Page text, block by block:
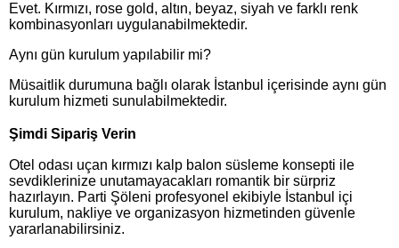
Evet. Kırmızı, rose gold, altın, beyaz, siyah ve farklı renk
kombinasyonları uygulanabilmektedir.
Aynı gün kurulum yapılabilir mi?
Müsaitlik durumuna bağlı olarak İstanbul içerisinde aynı gün
kurulum hizmeti sunulabilmektedir.
Şimdi Sipariş Verin
Otel odası uçan kırmızı kalp balon süsleme konsepti ile
sevdiklerinize unutamayacakları romantik bir sürpriz
hazırlayın. Parti Şöleni profesyonel ekibiyle İstanbul içi
kurulum, nakliye ve organizasyon hizmetinden güvenle
yararlanabilirsiniz.